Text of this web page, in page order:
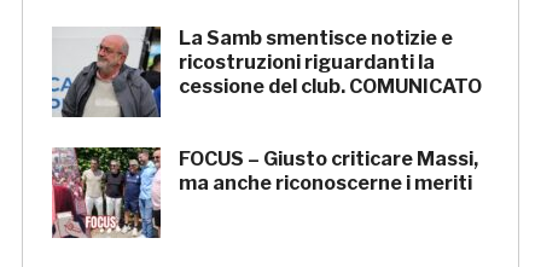
La Samb smentisce notizie e
ricostruzioni riguardanti la
cessione del club. COMUNICATO
FOCUS – Giusto criticare Massi,
ma anche riconoscerne i meriti